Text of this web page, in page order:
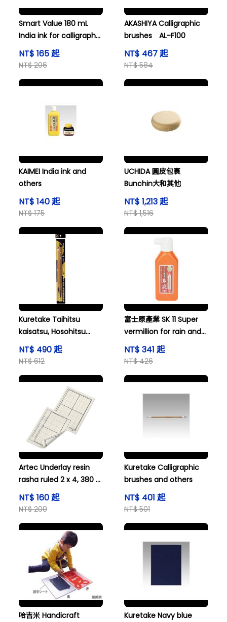
Smart Value 180 mL
India ink for calligraphy
and others
NT$ 165 起
NT$ 206
AKASHIYA Calligraphic
brushes AL-F100
NT$ 467 起
NT$ 584
KAIMEI India ink and
others
NT$ 140 起
NT$ 175
UCHIDA 圓皮包裹
Bunchin大和其他
NT$ 1,213 起
NT$ 1,516
Kuretake Taihitsu
kaisatsu, Hosohitsu
rusaku 2-piece set
JF87-902S
NT$ 490 起
NT$ 612
富士原產業 SK 11 Super
vermillion for rain and
others
NT$ 341 起
NT$ 426
Artec Underlay resin
rasha ruled 2 x 4, 380 x
275 mm 3620
NT$ 160 起
NT$ 200
Kuretake Calligraphic
brushes and others
NT$ 401 起
NT$ 501
哈吉米 Handicraft
Kuretake Navy blue